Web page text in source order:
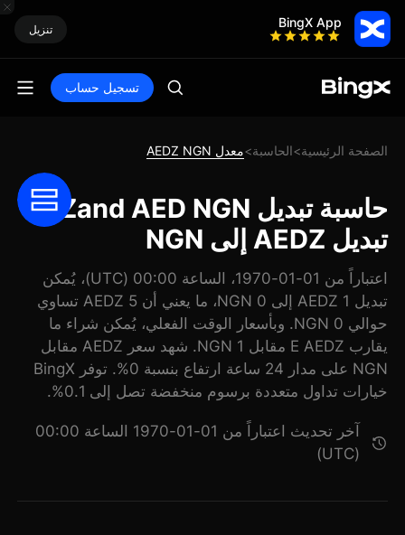
BingX App تنزيل
تسجيل حساب
الصفحة الرئيسية>الحاسبة>معدل AEDZ NGN
حاسبة تبديل Zand AED NGN:
تبديل AEDZ إلى NGN
اعتباراً من 01-01-1970، الساعة 00:00 (UTC)، يُمكن
تبديل 1 AEDZ إلى 0 NGN، ما يعني أن 5 AEDZ تساوي
حوالي 0 NGN. وبأسعار الوقت الفعلي، يُمكن شراء ما
يقارب E AEDZ مقابل 1 NGN. شهد سعر AEDZ مقابل
NGN على مدار 24 ساعة ارتفاع بنسبة 0%. توفر BingX
خيارات تداول متعددة برسوم منخفضة تصل إلى 0.1%.
آخر تحديث اعتباراً من 01-01-1970 الساعة 00:00
(UTC)